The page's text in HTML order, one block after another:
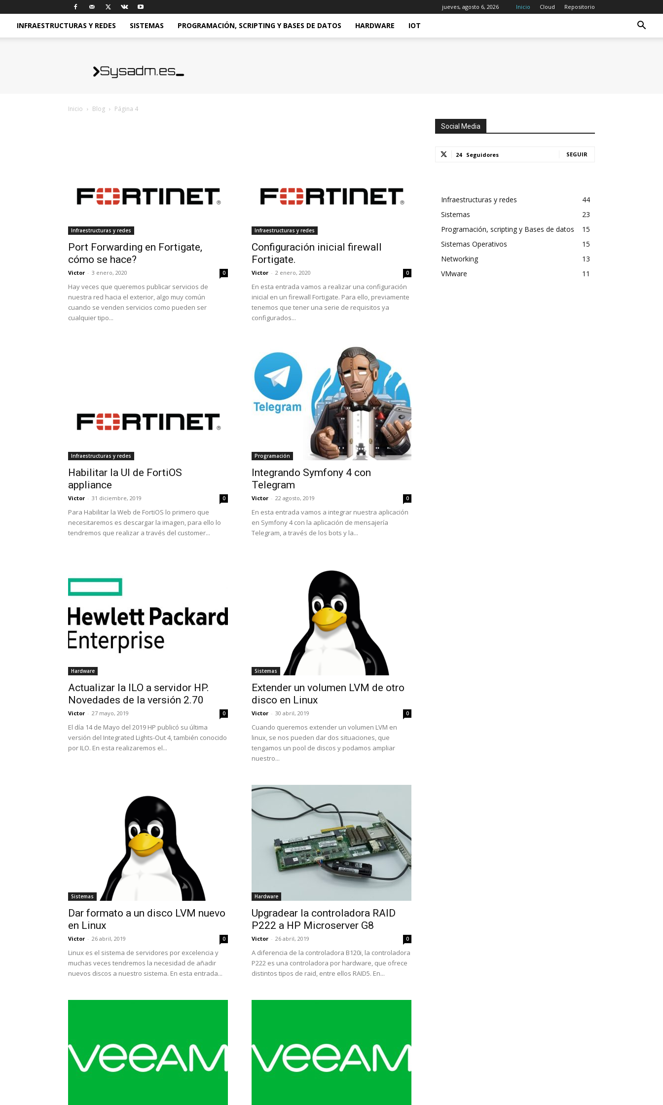
jueves, agosto 6, 2026 Inicio Cloud Repositorio
INFRAESTRUCTURAS Y REDES SISTEMAS PROGRAMACIÓN, SCRIPTING Y BASES DE DATOS HARDWARE IOT
Inicio Blog Página 4
Infraestructuras y redes
Port Forwarding en Fortigate,
cómo se hace?
Victor - 3 enero, 2020 0
Hay veces que queremos publicar servicios de
nuestra red hacia el exterior, algo muy común
cuando se venden servicios como pueden ser
cualquier tipo...
Infraestructuras y redes
Configuración inicial firewall
Fortigate.
Victor - 2 enero, 2020 0
En esta entrada vamos a realizar una configuración
inicial en un firewall Fortigate. Para ello, previamente
tenemos que tener una serie de requisitos ya
configurados...
Infraestructuras y redes
Habilitar la UI de FortiOS
appliance
Victor - 31 diciembre, 2019 0
Para Habilitar la Web de FortiOS lo primero que
necesitaremos es descargar la imagen, para ello lo
tendremos que realizar a través del customer...
Programación
Integrando Symfony 4 con
Telegram
Victor - 22 agosto, 2019 0
En esta entrada vamos a integrar nuestra aplicación
en Symfony 4 con la aplicación de mensajería
Telegram, a través de los bots y la...
Hardware
Actualizar la ILO a servidor HP.
Novedades de la versión 2.70
Victor - 27 mayo, 2019 0
El día 14 de Mayo del 2019 HP publicó su última
versión del Integrated Lights-Out 4, también conocido
por ILO. En esta realizaremos el...
Sistemas
Extender un volumen LVM de otro
disco en Linux
Victor - 30 abril, 2019 0
Cuando queremos extender un volumen LVM en
linux, se nos pueden dar dos situaciones, que
tengamos un pool de discos y podamos ampliar
nuestro...
Sistemas
Dar formato a un disco LVM nuevo
en Linux
Victor - 26 abril, 2019 0
Linux es el sistema de servidores por excelencia y
muchas veces tendremos la necesidad de añadir
nuevos discos a nuestro sistema. En esta entrada...
Hardware
Upgradear la controladora RAID
P222 a HP Microserver G8
Victor - 26 abril, 2019 0
A diferencia de la controladora B120i, la controladora
P222 es una controladora por hardware, que ofrece
distintos tipos de raid, entre ellos RAID5. En...
Social Media
24 Seguidores SEGUIR
Infraestructuras y redes
44
Sistemas
23
Programación, scripting y Bases de datos
15
Sistemas Operativos
15
Networking
13
VMware
11